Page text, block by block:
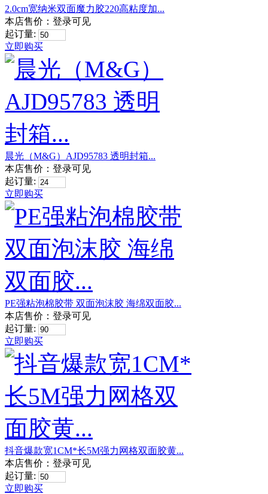
2.0cm宽纳米双面魔力胶220高粘度加...
本店售价： 登录可见
起订量:
立即购买
晨光（M&G）AJD95783 透明封箱...
本店售价： 登录可见
起订量:
立即购买
PE强粘泡棉胶带 双面泡沫胶 海绵双面胶...
本店售价： 登录可见
起订量:
立即购买
抖音爆款宽1CM*长5M强力网格双面胶黄...
本店售价： 登录可见
起订量:
立即购买